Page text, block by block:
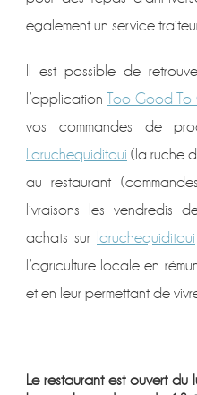
également un service
Il est possible de
l’application
Too Good To
vos commandes de
Laruchequiditoui (la ruche
au restaurant
livraisons les vendredis
achats sur laruchequiditoui
l’agriculture locale en
et en leur permettant de
Le restaurant est ouvert